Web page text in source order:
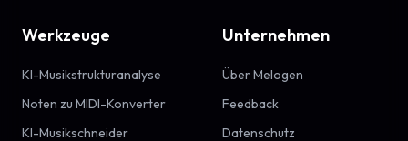
Werkzeuge
KI-Musikstrukturanalyse
Noten zu MIDI-Konverter
KI-Musikschneider
Unternehmen
Über Melogen
Feedback
Datenschutz